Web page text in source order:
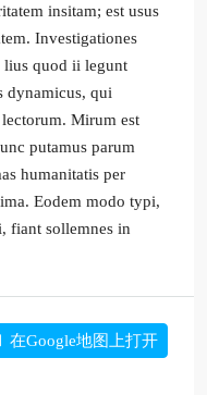
insitam; est usus
Investigationes
lius quod ii legunt
dynamicus, qui
Mirum est
putamus parum
humanitatis per
Eodem modo typi,
fiant sollemnes in
在Google地图上打开